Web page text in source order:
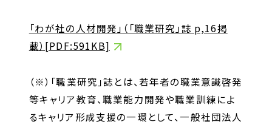
お問い合わせ・ご相談
人材派遣・請負に関して
WEB お問い合わせ
資料請求
「わが社の人材開発」（「職業研究」誌 p,16掲
載）[PDF:591KB]
（※）「職業研究」誌とは、若年者の職業意識啓発
等キャリア教育、職業能力開発や職業訓練によ
るキャリア形成支援の一環として、一般社団法人